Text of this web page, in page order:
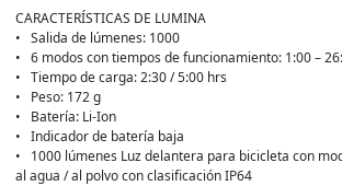
CARACTERÍSTICAS DE LUMINA
• Salida de lúmenes: 1000
• 6 modos con tiempos de funcionamiento: 1:00 –
• Tiempo de carga: 2:30 / 5:00 hrs
• Peso: 172 g
• Batería: Li-Ion
• Indicador de batería baja
• 1000 lúmenes Luz delantera para bicicleta con
al agua / al polvo con clasificación IP64